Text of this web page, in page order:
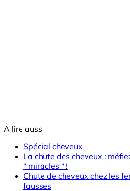
A lire aussi
Spécial cheveux
La chute des cheveux :
" miracles " !
Chute de cheveux chez les
fausses